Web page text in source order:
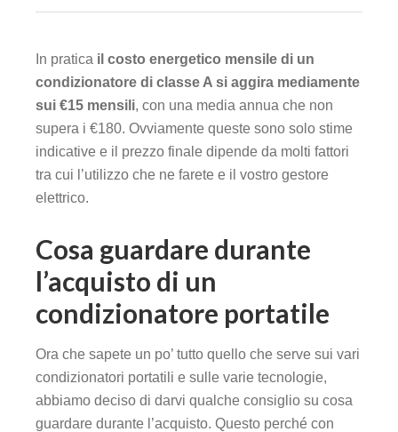
In pratica il costo energetico mensile di un
condizionatore di classe A si aggira mediamente
sui €15 mensili, con una media annua che non
supera i €180. Ovviamente queste sono solo stime
indicative e il prezzo finale dipende da molti fattori
tra cui l’utilizzo che ne farete e il vostro gestore
elettrico.
Cosa guardare durante
l’acquisto di un
condizionatore portatile
Ora che sapete un po’ tutto quello che serve sui vari
condizionatori portatili e sulle varie tecnologie,
abbiamo deciso di darvi qualche consiglio su cosa
guardare durante l’acquisto. Questo perché con